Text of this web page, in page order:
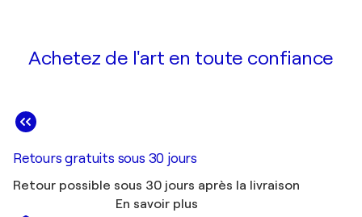
Achetez de l'art en toute confiance
Retours gratuits sous 30 jours
Retour possible sous 30 jours après la livraison
En savoir plus